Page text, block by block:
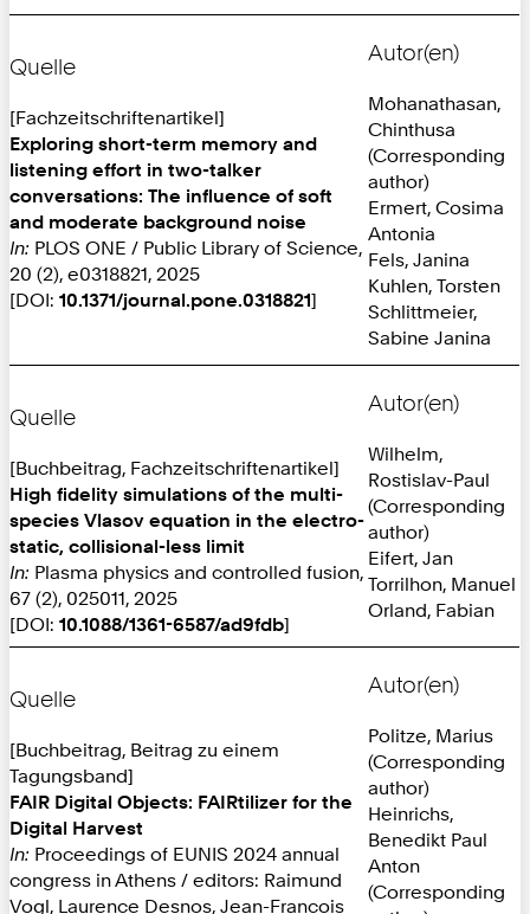
Quelle
[Fachzeitschriftenartikel]
Exploring short-term memory and
listening effort in two-talker
conversations: The influence of soft
and moderate background noise
In: PLOS ONE / Public Library of Science,
20 (2), e0318821, 2025
[DOI: 10.1371/journal.pone.0318821]
Autor(en)
Mohanathasan,
Chinthusa
(Corresponding
author)
Ermert, Cosima
Antonia
Fels, Janina
Kuhlen, Torsten
Schlittmeier,
Sabine Janina
Quelle
[Buchbeitrag, Fachzeitschriftenartikel]
High fidelity simulations of the multi-
species Vlasov equation in the electro-
static, collisional-less limit
In: Plasma physics and controlled fusion,
67 (2), 025011, 2025
[DOI: 10.1088/1361-6587/ad9fdb]
Autor(en)
Wilhelm,
Rostislav-Paul
(Corresponding
author)
Eifert, Jan
Torrilhon, Manuel
Orland, Fabian
Quelle
[Buchbeitrag, Beitrag zu einem
Tagungsband]
FAIR Digital Objects: FAIRtilizer for the
Digital Harvest
In: Proceedings of EUNIS 2024 annual
congress in Athens / editors: Raimund
Vogl, Laurence Desnos, Jean-François
Autor(en)
Politze, Marius
(Corresponding
author)
Heinrichs,
Benedikt Paul
Anton
(Corresponding